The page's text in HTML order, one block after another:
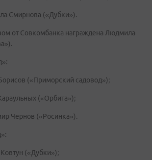
Смирнова («Дубки»).
от Совкомбанка награждена Людмила
(«Приморский садовод»);
(«Орбита»);
Чернов («Росинка»).
(«Дубки»);